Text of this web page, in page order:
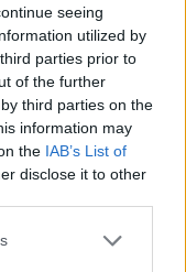
seeing
utilized by
parties prior to
of the further
third parties on the
information may
the IAB’s List of
disclose it to other
το